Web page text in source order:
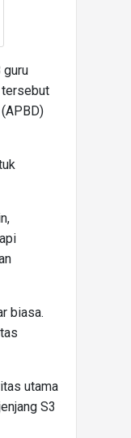
guru
tersebut
biasa.
utama
S3